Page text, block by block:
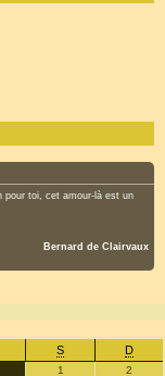
pour toi, cet amour-là est un
Bernard de Clairvaux
S D
1 2